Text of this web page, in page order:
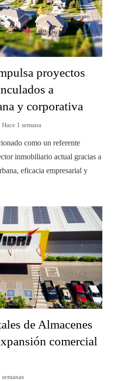
proyectos
a
y corporativa
Hace 1 semana
como un referente
inmobiliario actual gracias a
eficacia empresarial y
de Almacenes
comercial
semanas